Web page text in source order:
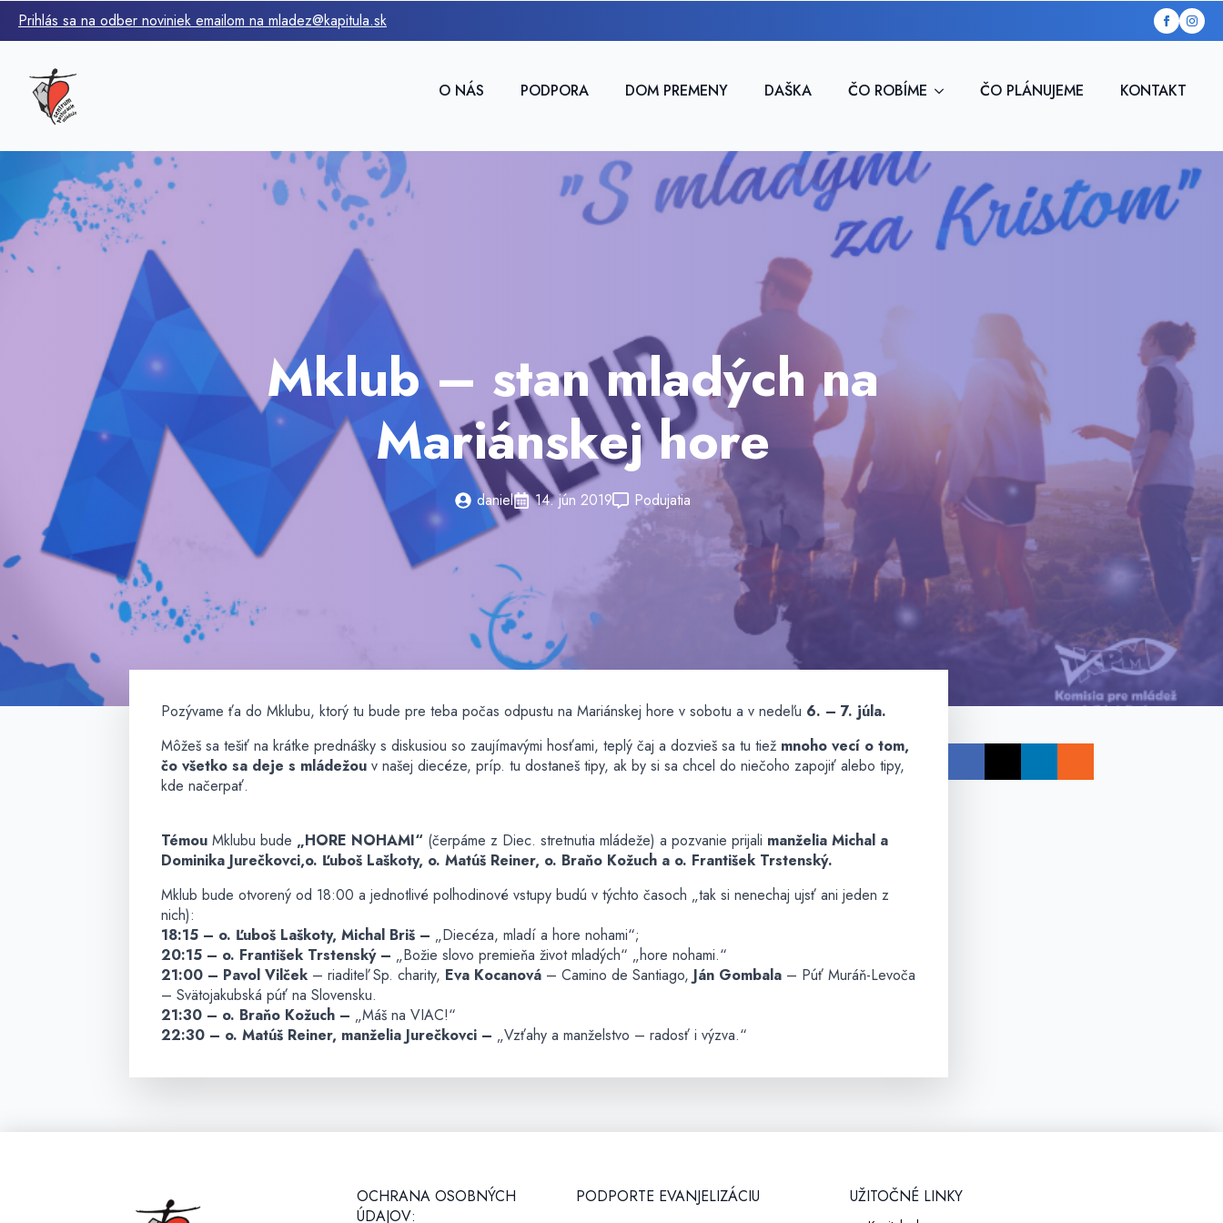
Prihlás sa na odber noviniek emailom na mladez@kapitula.sk
O NÁS PODPORA DOM PREMENY DAŠKA ČO ROBÍME ČO PLÁNUJEME KONTAKT
Mklub – stan mladých na
Mariánskej hore
daniel 14. jún 2019 Podujatia
Pozývame ťa do Mklubu, ktorý tu bude pre teba počas odpustu na Mariánskej hore v sobotu a v nedeľu 6. – 7. júla.
Môžeš sa tešiť na krátke prednášky s diskusiou so zaujímavými hosťami, teplý čaj a dozvieš sa tu tiež mnoho vecí o tom,
čo všetko sa deje s mládežou v našej diecéze, príp. tu dostaneš tipy, ak by si sa chcel do niečoho zapojiť alebo tipy,
kde načerpať.
Témou Mklubu bude „HORE NOHAMI“ (čerpáme z Diec. stretnutia mládeže) a pozvanie prijali manželia Michal a
Dominika Jurečkovci,o. Ľuboš Laškoty, o. Matúš Reiner, o. Braňo Kožuch a o. František Trstenský.
Mklub bude otvorený od 18:00 a jednotlivé polhodinové vstupy budú v týchto časoch „tak si nenechaj ujsť ani jeden z
nich):
18:15 – o. Ľuboš Laškoty, Michal Briš – „Diecéza, mladí a hore nohami“;
20:15 – o. František Trstenský – „Božie slovo premieňa život mladých“ „hore nohami.“
21:00 – Pavol Vilček – riaditeľ Sp. charity, Eva Kocanová – Camino de Santiago, Ján Gombala – Púť Muráň-Levoča
– Svätojakubská púť na Slovensku.
21:30 – o. Braňo Kožuch – „Máš na VIAC!“
22:30 – o. Matúš Reiner, manželia Jurečkovci – „Vzťahy a manželstvo – radosť i výzva.“
OCHRANA OSOBNÝCH
ÚDAJOV:
PODPORTE EVANJELIZÁCIU UŽITOČNÉ LINKY